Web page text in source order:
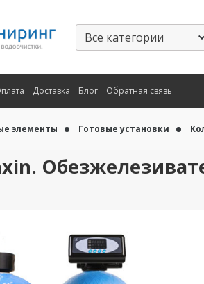
Доставка Блог Обратная связь
элементы Готовые установки